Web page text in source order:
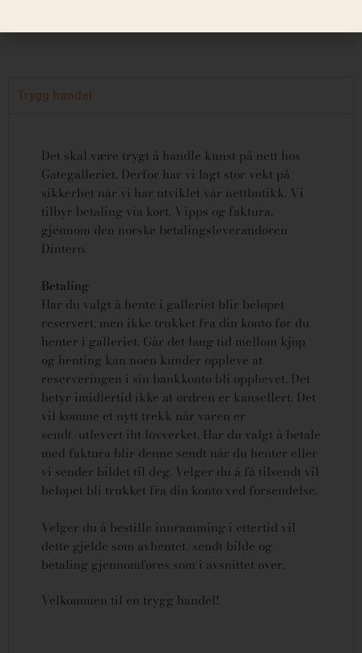
Det skal være trygt å handle kunst på nett hos
Gategalleriet. Derfor har vi lagt stor vekt på
sikkerhet når vi har utviklet vår nettbutikk. Vi
tilbyr betaling via kort, Vipps og faktura,
gjennom den norske betalingsleverandøren
Dintero.
Betaling
Har du valgt å hente i galleriet blir beløpet
reservert, men ikke trukket fra din konto før du
henter i galleriet. Går det lang tid mellom kjøp
og henting kan noen kunder oppleve at
reserveringen i sin bankkonto bli opphevet. Det
betyr imidlertid ikke at ordren er kansellert. Det
vil komme et nytt trekk når varen er
sendt/utlevert iht lovverket. Har du valgt å betale
med faktura blir denne sendt når du henter eller
vi sender bildet til deg. Velger du å få tilsendt vil
beløpet bli trukket fra din konto ved forsendelse.
Velger du å bestille innramming i ettertid vil
dette gjelde som avhentet/sendt bilde og
betaling gjennomføres som i avsnittet over.
Velkommen til en trygg handel!